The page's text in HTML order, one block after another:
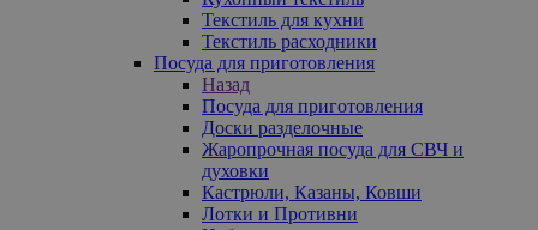
Текстиль для кухни
Текстиль расходники
Посуда для приготовления
Назад
Посуда для приготовления
Доски разделочные
Жаропрочная посуда для СВЧ и
духовки
Кастрюли, Казаны, Ковши
Лотки и Противни